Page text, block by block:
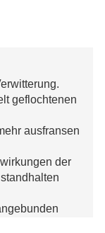
geflochtenen
ausfransen
der